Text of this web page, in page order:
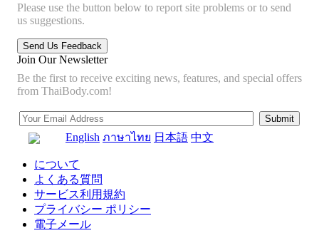
Please use the button below to report site problems or to send
us suggestions.
Join Our Newsletter
Be the first to receive exciting news, features, and special offers
from ThaiBody.com!
English ภาษาไทย 日本語 中文
について
よくある質問
サービス利用規約
プライバシー ポリシー
電子メール